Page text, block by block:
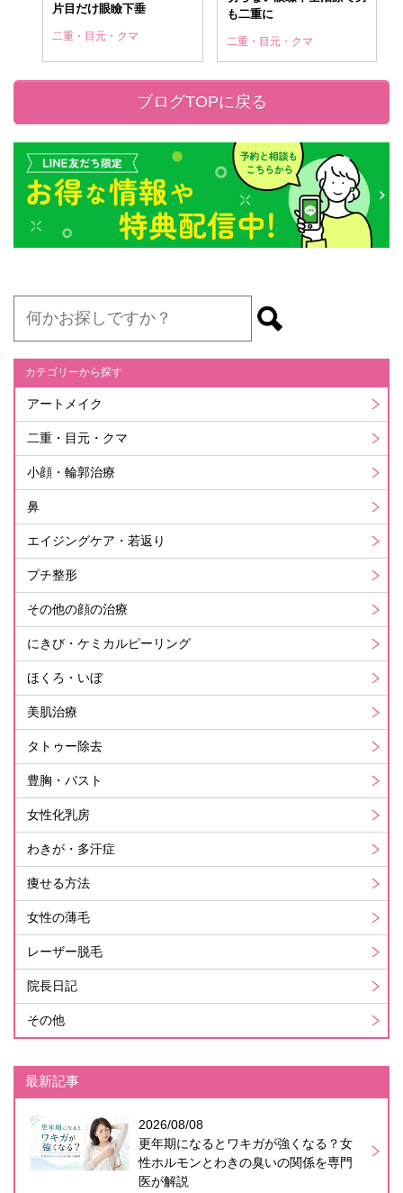
片目だけ眼瞼下垂
二重・目元・クマ
も二重に
二重・目元・クマ
ブログTOPに戻る
カテゴリーから探す
アートメイク
二重・目元・クマ
小顔・輪郭治療
鼻
エイジングケア・若返り
プチ整形
その他の顔の治療
にきび・ケミカルピーリング
ほくろ・いぼ
美肌治療
タトゥー除去
豊胸・バスト
女性化乳房
わきが・多汗症
痩せる方法
女性の薄毛
レーザー脱毛
院長日記
その他
最新記事
2026/08/08
更年期になるとワキガが強くなる？女
性ホルモンとわきの臭いの関係を専門
医が解説